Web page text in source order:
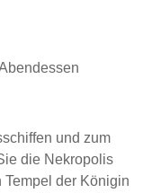
und zum
die Nekropolis
der Königin